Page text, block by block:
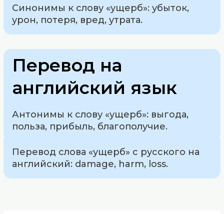
Синонимы к слову «ущерб»: убыток,
урон, потеря, вред, утрата.
Перевод на
английский язык
Антонимы к слову «ущерб»: выгода,
польза, прибыль, благополучие.
Перевод слова «ущерб» с русского на
английский: damage, harm, loss.